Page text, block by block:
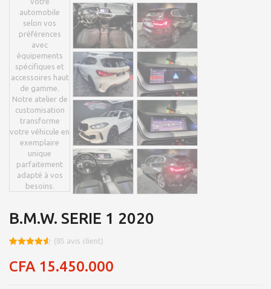
B.M.W. SERIE 1 2020
sur 5
basé sur
client
(85 avis client)
CFA 15.450.000